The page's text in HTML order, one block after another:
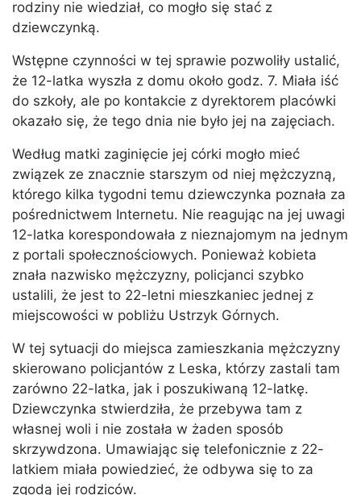
rodziny nie wiedział, co mogło się stać z
dziewczynką.
Wstępne czynności w tej sprawie pozwoliły ustalić,
że 12-latka wyszła z domu około godz. 7. Miała iść
do szkoły, ale po kontakcie z dyrektorem placówki
okazało się, że tego dnia nie było jej na zajęciach.
Według matki zaginięcie jej córki mogło mieć
związek ze znacznie starszym od niej mężczyzną,
którego kilka tygodni temu dziewczynka poznała za
pośrednictwem Internetu. Nie reagując na jej uwagi
12-latka korespondowała z nieznajomym na jednym
z portali społecznościowych. Ponieważ kobieta
znała nazwisko mężczyzny, policjanci szybko
ustalili, że jest to 22-letni mieszkaniec jednej z
miejscowości w pobliżu Ustrzyk Górnych.
W tej sytuacji do miejsca zamieszkania mężczyzny
skierowano policjantów z Leska, którzy zastali tam
zarówno 22-latka, jak i poszukiwaną 12-latkę.
Dziewczynka stwierdziła, że przebywa tam z
własnej woli i nie została w żaden sposób
skrzywdzona. Umawiając się telefonicznie z 22-
latkiem miała powiedzieć, że odbywa się to za
zgodą jej rodziców.